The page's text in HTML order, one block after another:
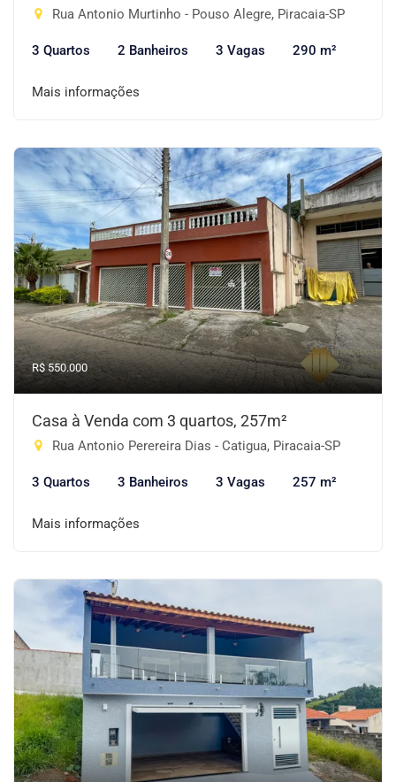
Rua Antonio Murtinho - Pouso Alegre, Piracaia-SP
3 Quartos 2 Banheiros 3 Vagas 290 m²
Mais informações
R$ 550.000
Casa à Venda com 3 quartos, 257m²
Rua Antonio Perereira Dias - Catigua, Piracaia-SP
3 Quartos 3 Banheiros 3 Vagas 257 m²
Mais informações